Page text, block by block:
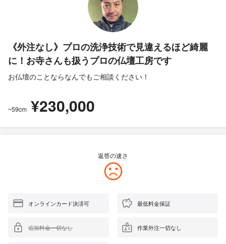
《外注なし》プロの洗浄技術で見違えるほど綺麗
に！お寺さんも扱うプロの仏壇工房です
お仏壇のことならなんでもご相談ください！
~59cm ¥230,000
返答の速さ
オンラインカード決済可 最低料金保証
追加料金一切なし 作業外注一切なし